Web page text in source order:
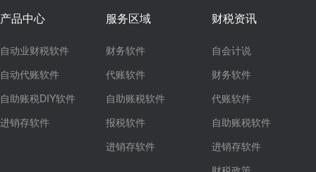
产品中心
自动业财税软件
自动代账软件
自助账税DIY软件
进销存软件
服务区域
财务软件
代账软件
自助账税软件
报税软件
进销存软件
财税资讯
自会计说
财务软件
代账软件
自助账税软件
进销存软件